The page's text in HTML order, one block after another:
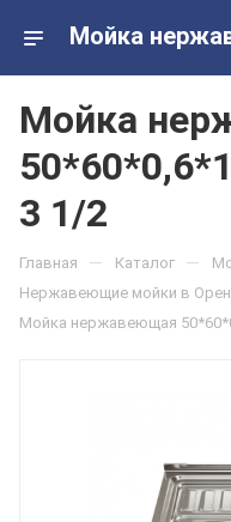
Мойка
3 1/2
Главная — Каталог —
Нержавеющие мойки в
Мойка нержавеющая